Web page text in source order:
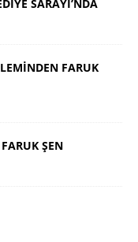
SARAYI’NDA
FARUK
ŞEN